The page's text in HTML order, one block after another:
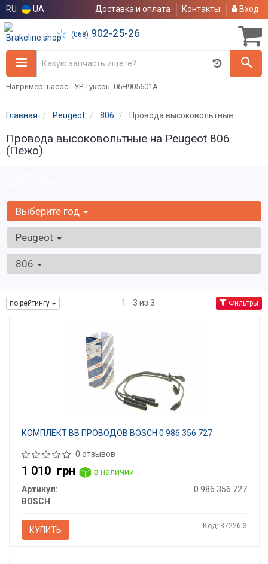
RU UA Доставка и оплата Контакты Вход
(068) 902-25-26
Например: насос ГУР Туксон, 06H905601A
Главная Peugeot 806 Провода высоковольтные
Провода высоковольтные на Peugeot 806
(Пежо)
Выберите год
Peugeot
806
по рейтингу 1 - 3 из 3 Фильтры
КОМПЛЕКТ ВВ ПРОВОДОВ BOSCH 0 986 356 727
0 отзывов
1 010 грн
в наличии
Артикул:
0 986 356 727
BOSCH
КУПИТЬ Код: 37226-3